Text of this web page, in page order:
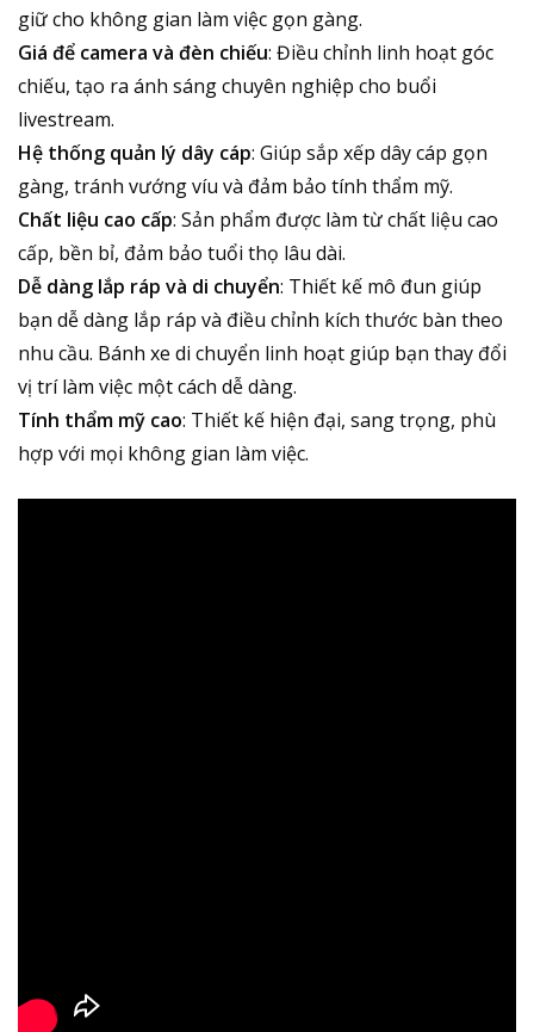
giữ cho không gian làm việc gọn gàng.
Giá để camera và đèn chiếu: Điều chỉnh linh hoạt góc
chiếu, tạo ra ánh sáng chuyên nghiệp cho buổi
livestream.
Hệ thống quản lý dây cáp: Giúp sắp xếp dây cáp gọn
gàng, tránh vướng víu và đảm bảo tính thẩm mỹ.
Chất liệu cao cấp: Sản phẩm được làm từ chất liệu cao
cấp, bền bỉ, đảm bảo tuổi thọ lâu dài.
Dễ dàng lắp ráp và di chuyển: Thiết kế mô đun giúp
bạn dễ dàng lắp ráp và điều chỉnh kích thước bàn theo
nhu cầu. Bánh xe di chuyển linh hoạt giúp bạn thay đổi
vị trí làm việc một cách dễ dàng.
Tính thẩm mỹ cao: Thiết kế hiện đại, sang trọng, phù
hợp với mọi không gian làm việc.